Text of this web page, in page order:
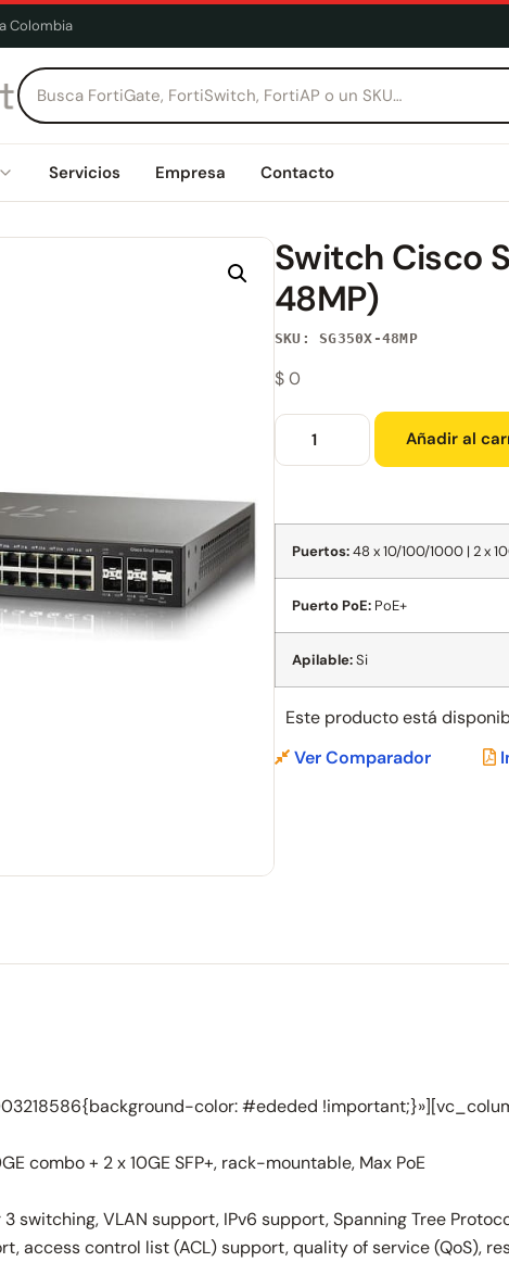
Colombia
Servicios Empresa Contacto
Switch Cisco
48MP)
SKU: SG350X-48MP
$0
Añadir al
Puertos:48 x 10/100/1000 | 2 x
Puerto PoE:PoE+
Apilable:Si
Este producto está
Ver Comparador
color: #ededed
combo + 2 x 10GE SFP+, rack-mountable, Max PoE
switching, VLAN support, IPv6 support, Spanning Tree
access control list (ACL) support, quality of service (QoS),